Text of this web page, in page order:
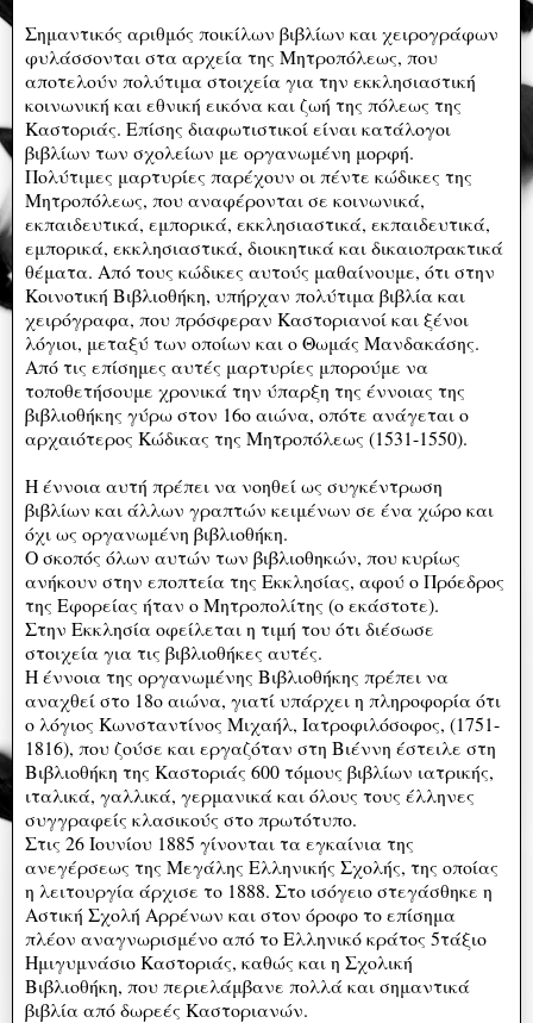
Σημαντικός αριθμός ποικίλων βιβλίων και χειρογράφων
φυλάσσονται στα αρχεία της Μητροπόλεως, που
αποτελούν πολύτιμα στοιχεία για την εκκλησιαστική
κοινωνική και εθνική εικόνα και ζωή της πόλεως της
Καστοριάς. Επίσης διαφωτιστικοί είναι κατάλογοι
βιβλίων των σχολείων με οργανωμένη μορφή.
Πολύτιμες μαρτυρίες παρέχουν οι πέντε κώδικες της
Μητροπόλεως, που αναφέρονται σε κοινωνικά,
εκπαιδευτικά, εμπορικά, εκκλησιαστικά, εκπαιδευτικά,
εμπορικά, εκκλησιαστικά, διοικητικά και δικαιοπρακτικά
θέματα. Από τους κώδικες αυτούς μαθαίνουμε, ότι στην
Κοινοτική Βιβλιοθήκη, υπήρχαν πολύτιμα βιβλία και
χειρόγραφα, που πρόσφεραν Καστοριανοί και ξένοι
λόγιοι, μεταξύ των οποίων και ο Θωμάς Μανδακάσης.
Από τις επίσημες αυτές μαρτυρίες μπορούμε να
τοποθετήσουμε χρονικά την ύπαρξη της έννοιας της
βιβλιοθήκης γύρω στον 16ο αιώνα, οπότε ανάγεται ο
αρχαιότερος Κώδικας της Μητροπόλεως (1531-1550).
Η έννοια αυτή πρέπει να νοηθεί ως συγκέντρωση
βιβλίων και άλλων γραπτών κειμένων σε ένα χώρο και
όχι ως οργανωμένη βιβλιοθήκη.
Ο σκοπός όλων αυτών των βιβλιοθηκών, που κυρίως
ανήκουν στην εποπτεία της Εκκλησίας, αφού ο Πρόεδρος
της Εφορείας ήταν ο Μητροπολίτης (ο εκάστοτε).
Στην Εκκλησία οφείλεται η τιμή του ότι διέσωσε
στοιχεία για τις βιβλιοθήκες αυτές.
Η έννοια της οργανωμένης Βιβλιοθήκης πρέπει να
αναχθεί στο 18ο αιώνα, γιατί υπάρχει η πληροφορία ότι
ο λόγιος Κωνσταντίνος Μιχαήλ, Ιατροφιλόσοφος, (1751-
1816), που ζούσε και εργαζόταν στη Βιέννη έστειλε στη
Βιβλιοθήκη της Καστοριάς 600 τόμους βιβλίων ιατρικής,
ιταλικά, γαλλικά, γερμανικά και όλους τους έλληνες
συγγραφείς κλασικούς στο πρωτότυπο.
Στις 26 Ιουνίου 1885 γίνονται τα εγκαίνια της
ανεγέρσεως της Μεγάλης Ελληνικής Σχολής, της οποίας
η λειτουργία άρχισε το 1888. Στο ισόγειο στεγάσθηκε η
Αστική Σχολή Αρρένων και στον όροφο το επίσημα
πλέον αναγνωρισμένο από το Ελληνικό κράτος 5τάξιο
Ημιγυμνάσιο Καστοριάς, καθώς και η Σχολική
Βιβλιοθήκη, που περιελάμβανε πολλά και σημαντικά
βιβλία από δωρεές Καστοριανών.